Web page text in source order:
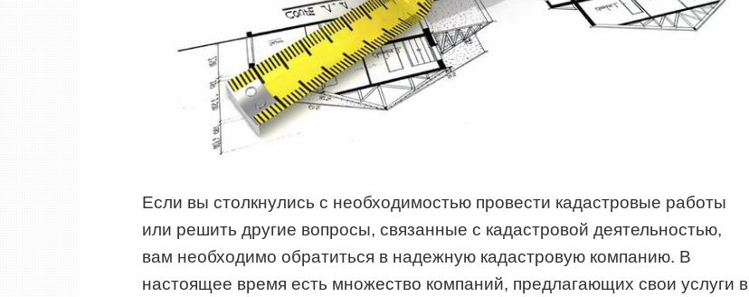
Если вы столкнулись с необходимостью провести кадастровые работы
или решить другие вопросы, связанные с кадастровой деятельностью,
вам необходимо обратиться в надежную кадастровую компанию. В
настоящее время есть множество компаний, предлагающих свои услуги в